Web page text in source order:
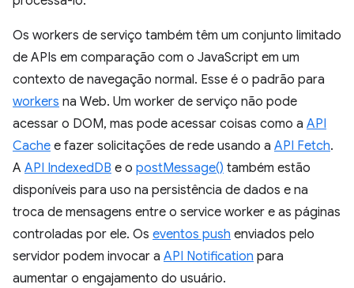
Os workers de serviço também têm um conjunto limitado
de APIs em comparação com o JavaScript em um
contexto de navegação normal. Esse é o padrão para
workers na Web. Um worker de serviço não pode
acessar o DOM, mas pode acessar coisas como a API
Cache e fazer solicitações de rede usando a API Fetch.
A API IndexedDB e o postMessage() também estão
disponíveis para uso na persistência de dados e na
troca de mensagens entre o service worker e as páginas
controladas por ele. Os eventos push enviados pelo
servidor podem invocar a API Notification para
aumentar o engajamento do usuário.